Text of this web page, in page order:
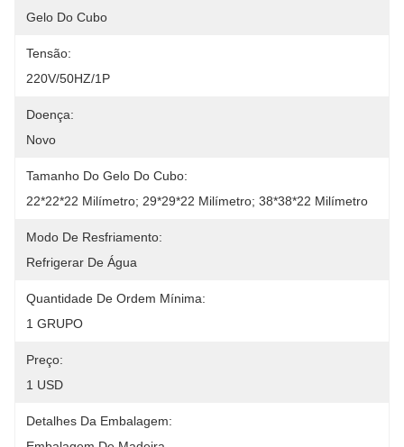
Gelo Do Cubo
Tensão:
220V/50HZ/1P
Doença:
Novo
Tamanho Do Gelo Do Cubo:
22*22*22 Milímetro; 29*29*22 Milímetro; 38*38*22 Milímetro
Modo De Resfriamento:
Refrigerar De Água
Quantidade De Ordem Mínima:
1 GRUPO
Preço:
1 USD
Detalhes Da Embalagem: